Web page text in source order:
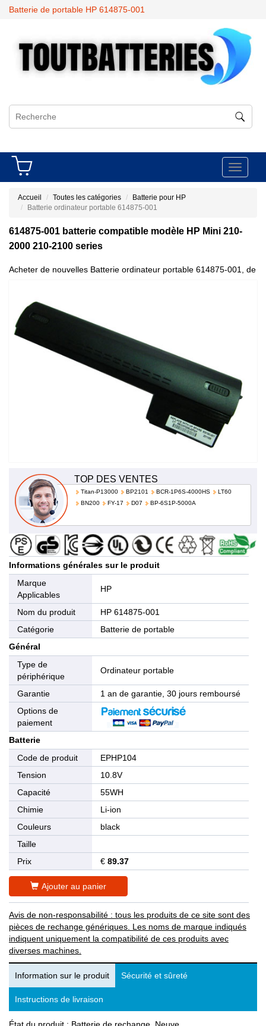
Batterie de portable HP 614875-001
Toggle
Accueil Toutes les catégories
Batterie pour HP
Batterie ordinateur portable 614875-001
614875-001 batterie compatible modèle HP Mini 210-
2000 210-2100 series
Acheter de nouvelles Batterie ordinateur portable 614875-001, de
TOP DES VENTES
Titan-P13000 BP2101 BCR-1P6S-4000HS
LT60
BN200
FY-17 D07 BP-6S1P-5000A
Informations générales sur le produit
Marque
Applicables
HP
Nom du produit
HP 614875-001
Catégorie
Batterie de portable
Général
Type de
périphérique
Ordinateur portable
Garantie
1 an de garantie, 30 jours remboursé
Options de
paiement
Batterie
Code de produit
EPHP104
Tension
10.8V
Capacité
55WH
Chimie
Li-ion
Couleurs
black
Taille
Prix
€ 89.37
Ajouter au panier
Avis de non-responsabilité : tous les produits de ce site sont des
pièces de rechange génériques. Les noms de marque indiqués
indiquent uniquement la compatibilité de ces produits avec
diverses machines.
Information sur le produit Sécurité et sûreté
Instructions de livraison